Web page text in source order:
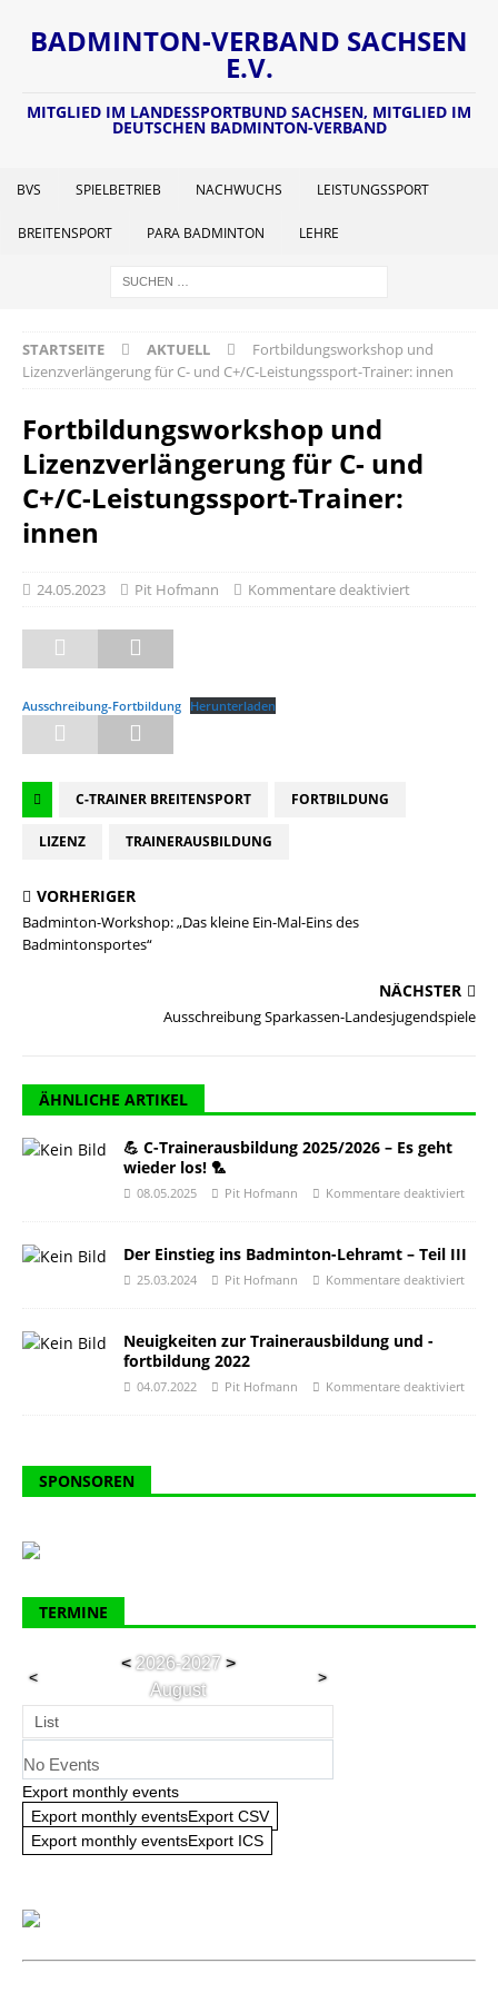
BADMINTON-VERBAND SACHSEN
E.V.
MITGLIED IM LANDESSPORTBUND SACHSEN, MITGLIED IM
DEUTSCHEN BADMINTON-VERBAND
BVS SPIELBETRIEB NACHWUCHS LEISTUNGSSPORT
BREITENSPORT PARA BADMINTON LEHRE
STARTSEITE AKTUELL
Fortbildungsworkshop und
Lizenzverlängerung für C- und C+/C-Leistungssport-Trainer: innen
Fortbildungsworkshop und
Lizenzverlängerung für C- und
C+/C-Leistungssport-Trainer:
innen
24.05.2023 Pit Hofmann Kommentare deaktiviert
Ausschreibung-Fortbildung Herunterladen
C-TRAINER BREITENSPORT FORTBILDUNG
LIZENZ TRAINERAUSBILDUNG
VORHERIGER
Badminton-Workshop: „Das kleine Ein-Mal-Eins des
Badmintonsportes“
NÄCHSTER
Ausschreibung Sparkassen-Landesjugendspiele
ÄHNLICHE ARTIKEL
💪 C-Trainerausbildung 2025/2026 – Es geht
wieder los! 🏸
08.05.2025 Pit Hofmann Kommentare deaktiviert
Der Einstieg ins Badminton-Lehramt – Teil III
25.03.2024 Pit Hofmann Kommentare deaktiviert
Neuigkeiten zur Trainerausbildung und -
fortbildung 2022
04.07.2022 Pit Hofmann Kommentare deaktiviert
SPONSOREN
TERMINE
<
<2026-2027 >
August
>
List
No Events
Export monthly events
Export monthly eventsExport CSV
Export monthly eventsExport ICS